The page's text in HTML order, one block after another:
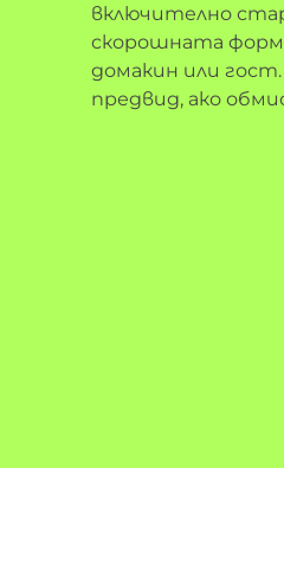
включително
скорошната
домакин или
предвид, ако